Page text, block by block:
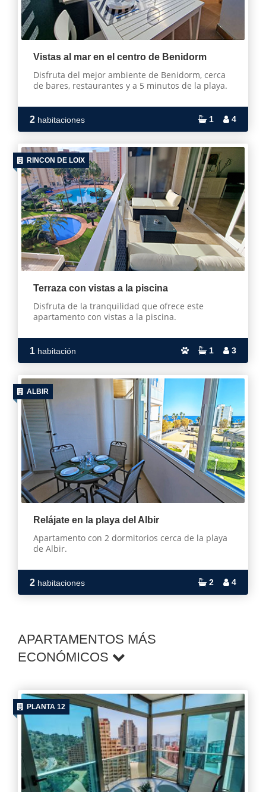
Vistas al mar en el centro de Benidorm
Disfruta del mejor ambiente de Benidorm, cerca
de bares, restaurantes y a 5 minutos de la playa.
2 habitaciones 1 4
RINCON DE LOIX
Terraza con vistas a la piscina
Disfruta de la tranquilidad que ofrece este
apartamento con vistas a la piscina.
1 habitación 1 3
ALBIR
Relájate en la playa del Albir
Apartamento con 2 dormitorios cerca de la playa
de Albir.
2 habitaciones 2 4
APARTAMENTOS MÁS
ECONÓMICOS
PLANTA 12